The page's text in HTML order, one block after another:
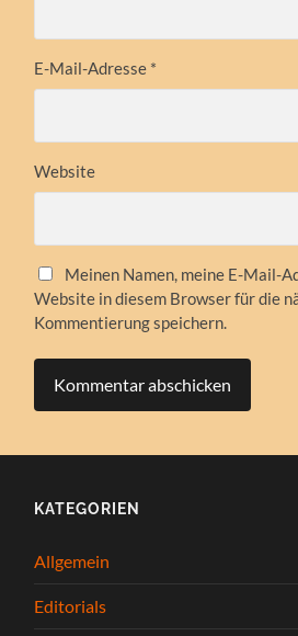
E-Mail-Adresse *
Website
Meinen Namen, meine E-Mail-
Website in diesem Browser für die
Kommentierung speichern.
KATEGORIEN
Allgemein
Editorials